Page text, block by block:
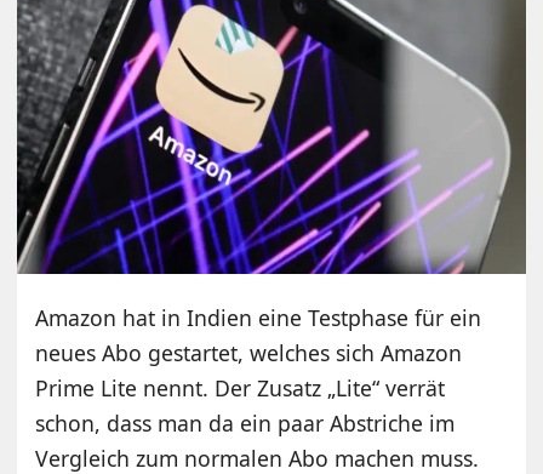
Amazon hat in Indien eine Testphase für ein
neues Abo gestartet, welches sich Amazon
Prime Lite nennt. Der Zusatz „Lite“ verrät
schon, dass man da ein paar Abstriche im
Vergleich zum normalen Abo machen muss.